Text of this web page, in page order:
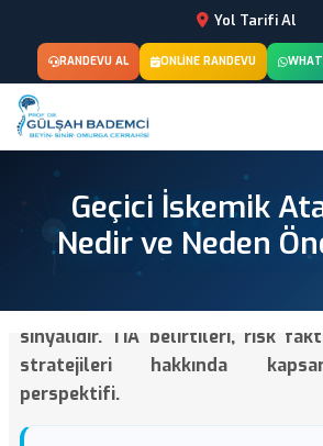
Yol Tarifi Al
RANDEVU AL ONLINE RANDEVU
Geçici İskemik
Nedir ve Neden
Geçici iskemik atak (TIA),
sinyalidir. TIA belirtileri, risk
stratejileri hakkında
perspektifi.